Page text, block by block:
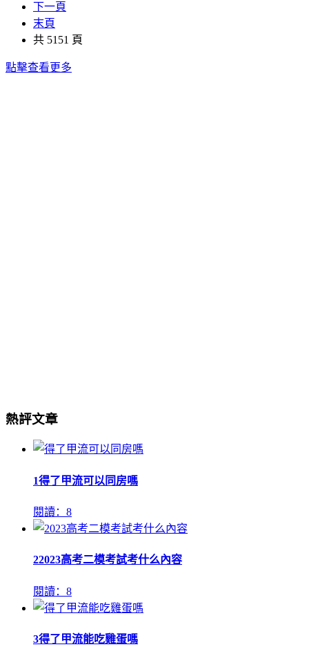
下一頁
末頁
共 5151 頁
點擊查看更多
熱評文章
1得了甲流可以同房嗎
閱讀：8
22023高考二模考試考什么內容
閱讀：8
3得了甲流能吃雞蛋嗎